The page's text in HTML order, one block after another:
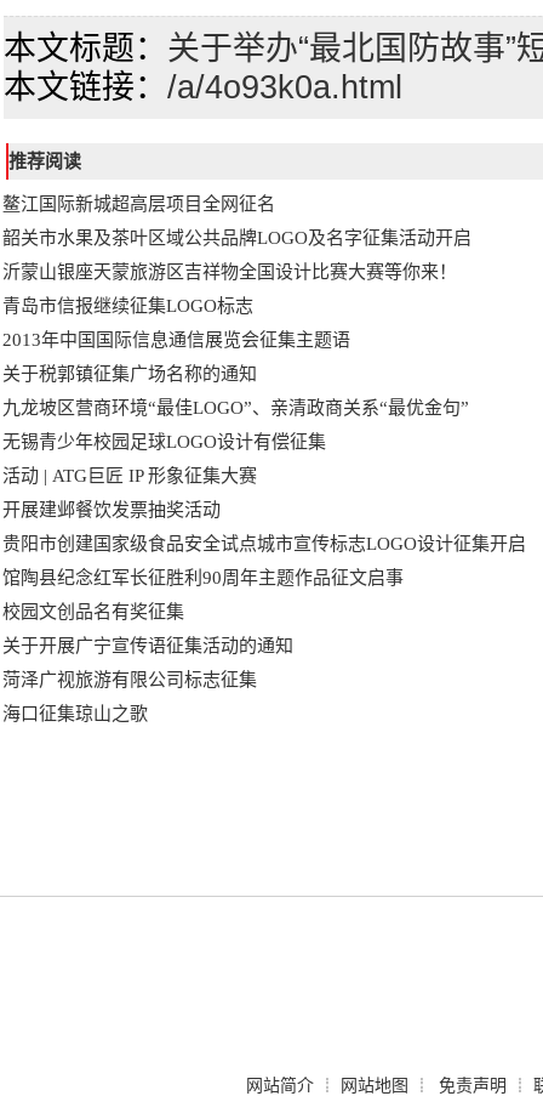
本文标题： 关于举办“最北国防故事”
本文链接： /a/4o93k0a.html
推荐阅读
鳌江国际新城超高层项目全网征名
韶关市水果及茶叶区域公共品牌LOGO及名字征集活动开启
沂蒙山银座天蒙旅游区吉祥物全国设计比赛大赛等你来！
青岛市信报继续征集LOGO标志
2013年中国国际信息通信展览会征集主题语
关于税郭镇征集广场名称的通知
九龙坡区营商环境“最佳LOGO”、亲清政商关系“最优金句”
无锡青少年校园足球LOGO设计有偿征集
活动 | ATG巨匠 IP 形象征集大赛
开展建邺餐饮发票抽奖活动
贵阳市创建国家级食品安全试点城市宣传标志LOGO设计征集开启
馆陶县纪念红军长征胜利90周年主题作品征文启事
校园文创品名有奖征集
关于开展广宁宣传语征集活动的通知
菏泽广视旅游有限公司标志征集
海口征集琼山之歌
网站简介 ┊ 网站地图 ┊ 免责声明 ┊